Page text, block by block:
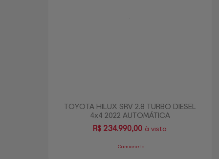
TOYOTA HILUX SRV 2.8 TURBO DIESEL
4x4 2022 AUTOMÁTICA
R$ 234.990,00 à vista
Camionete